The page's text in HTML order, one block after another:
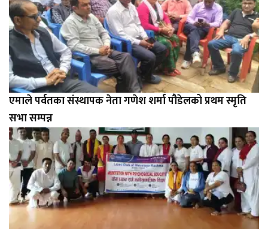
एमाले पर्वतका संस्थापक नेता गणेश शर्मा पौडेलको प्रथम स्मृति
सभा सम्पन्न